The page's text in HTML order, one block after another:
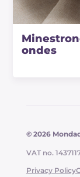
ondes
© 2026
VAT no.
Privacy Policy